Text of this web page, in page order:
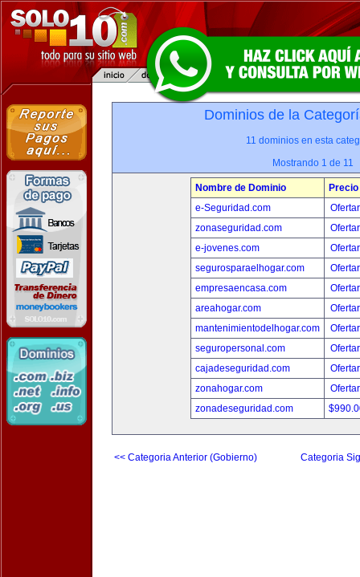
Dominios de la
11 dominios en esta
Mostrando 1 de 11
Nombre de Dominio
Precio
e-Seguridad.com
zonaseguridad.com
e-jovenes.com
segurosparaelhogar.com
empresaencasa.com
areahogar.com
mantenimientodelhogar.com
seguropersonal.com
cajadeseguridad.com
zonahogar.com
zonadeseguridad.com
<< Categoria Anterior (Gobierno) Categoria